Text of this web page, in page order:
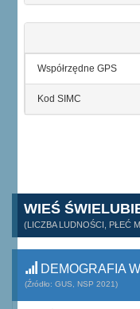
Współrzędne GPS
Kod SIMC
WIEŚ
(LICZBA LUDNOŚCI, PŁEĆ
DEMOGRAFIA
(Źródło: GUS, NSP 2021)